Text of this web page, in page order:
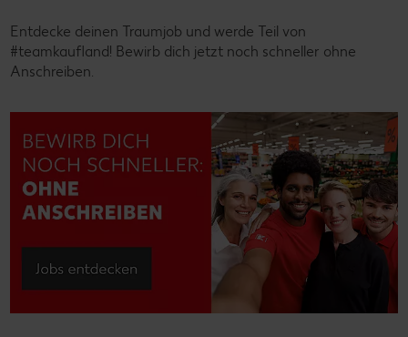
Entdecke deinen Traumjob und werde Teil von
#teamkaufland! Bewirb dich jetzt noch schneller ohne
Anschreiben.